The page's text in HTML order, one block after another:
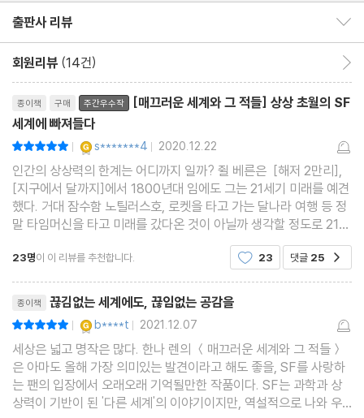
출판사 리뷰
회원리뷰 (14건)
종이책 구매 주간우수작
[매끄러운 세계와 그 적들] 상상 초월의 SF
세계에 빠져들다
| s*******4 | 2020.12.22
인간의 상상력의 한계는 어디까지 일까? 쥘 베른은 [해저 2만리],
[지구에서 달까지]에서 1800년대 임에도 그는 21세기 미래를 예견
했다. 거대 잠수함 노틸러스호, 로켓을 타고 가는 달나라 여행 등 정
말 타임머신을 타고 미래를 갔다온 것이 아닐까 생각할 정도로 21세
기에 와서 실제로 실용화된 것들이 많다.그래서 그는 공상 소설의 아
버지라고 불리우며 공상, 모험, SF 소설로 지금
23명이 이 리뷰를 추천합니다. 23 댓글 25
종이책 끊김없는 세계에도, 끊임없는 공감을
| b****t | 2021.12.07
세상은 넓고 명작은 많다. 한나 렌의 ＜매끄러운 세계와 그 적들＞
은 아마도 올해 가장 의미있는 발견이라고 해도 좋을, SF를 사랑하
는 팬의 입장에서 오래오래 기억될만한 작품이다. SF는 과학과 상
상력이 기반이 된 '다른 세계'의 이야기이지만, 역설적으로 나와 우